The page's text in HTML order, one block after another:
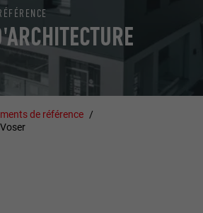
de référence